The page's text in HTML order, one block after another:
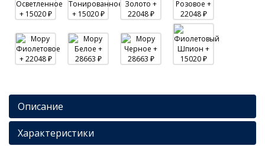
Описание
Характеристики